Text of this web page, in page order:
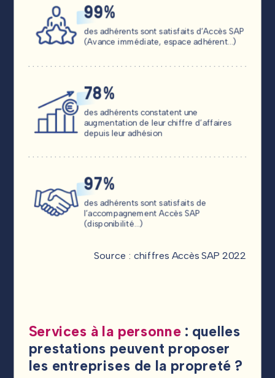
99%
des adhérents sont satisfaits d’Accès SAP
(Avance immédiate, espace adhérent…)
78%
des adhérents constatent une
augmentation de leur chiffre d’affaires
depuis leur adhésion
97%
des adhérents sont satisfaits de
l’accompagnement Accès SAP
(disponibilité…)
Source : chiffres Accès SAP 2022
Services à la personne : quelles
prestations peuvent proposer
les entreprises de la propreté ?